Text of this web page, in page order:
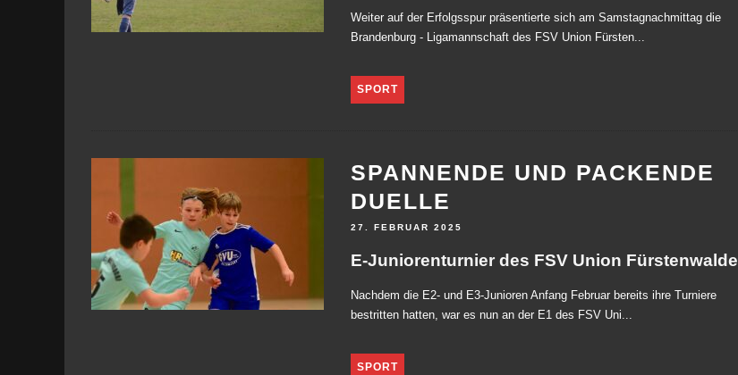
Weiter auf der Erfolgsspur präsentierte sich am Samstagnachmittag die
Brandenburg - Ligamannschaft des FSV Union Fürsten...
SPORT
SPANNENDE UND PACKENDE
DUELLE
27. FEBRUAR 2025
E-Juniorenturnier des FSV Union Fürstenwalde
Nachdem die E2- und E3-Junioren Anfang Februar bereits ihre Turniere
bestritten hatten, war es nun an der E1 des FSV Uni...
SPORT